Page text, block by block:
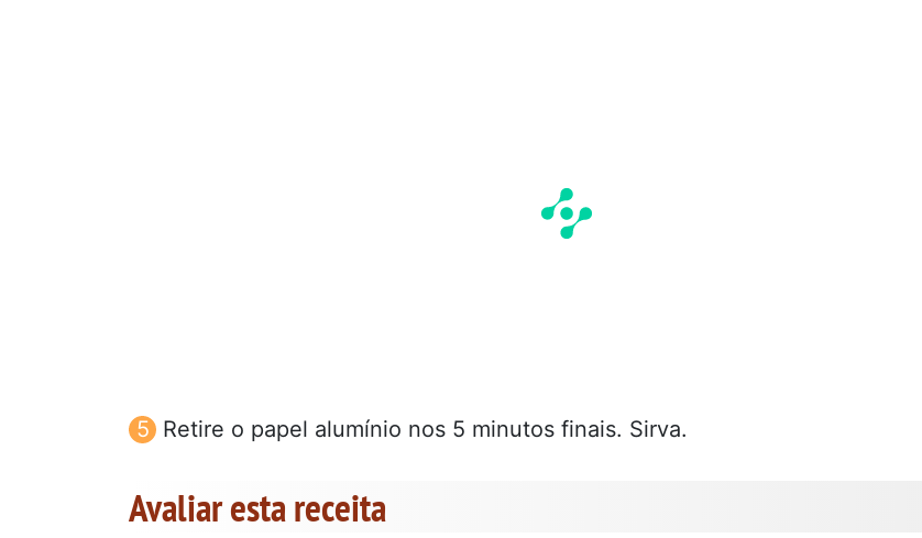
Retire o papel alumínio nos 5 minutos finais. Sirva.
Avaliar esta receita